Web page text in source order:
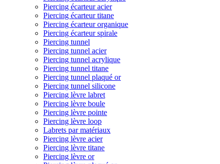
Piercing écarteur acier
Piercing écarteur titane
Piercing écarteur organique
Piercing écarteur spirale
Piercing tunnel
Piercing tunnel acier
Piercing tunnel acrylique
Piercing tunnel titane
Piercing tunnel plaqué or
Piercing tunnel silicone
Piercing lèvre labret
Piercing lèvre boule
Piercing lèvre pointe
Piercing lèvre loop
Labrets par matériaux
Piercing lèvre acier
Piercing lèvre titane
Piercing lèvre or